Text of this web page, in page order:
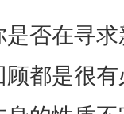
否在寻
都是很